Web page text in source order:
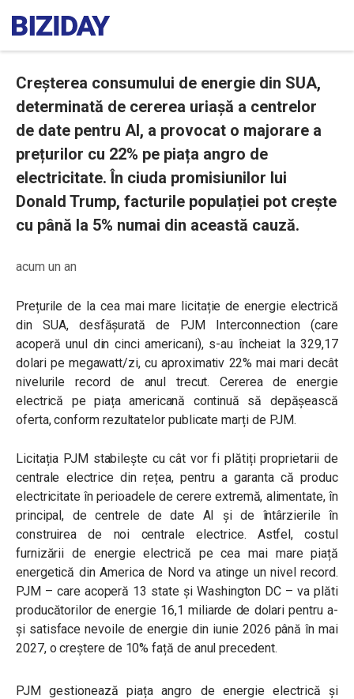
Creșterea consumului de energie din SUA,
determinată de cererea uriașă a centrelor
de date pentru AI, a provocat o majorare a
prețurilor cu 22% pe piața angro de
electricitate. În ciuda promisiunilor lui
Donald Trump, facturile populației pot crește
cu până la 5% numai din această cauză.
acum un an
Prețurile de la cea mai mare licitație de energie electrică
din SUA, desfășurată de PJM Interconnection (care
acoperă unul din cinci americani), s-au încheiat la 329,17
dolari pe megawatt/zi, cu aproximativ 22% mai mari decât
nivelurile record de anul trecut. Cererea de energie
electrică pe piața americană continuă să depășească
oferta, conform rezultatelor publicate marți de PJM.
Licitația PJM stabilește cu cât vor fi plătiți proprietarii de
centrale electrice din rețea, pentru a garanta că produc
electricitate în perioadele de cerere extremă, alimentate, în
principal, de centrele de date AI și de întârzierile în
construirea de noi centrale electrice. Astfel, costul
furnizării de energie electrică pe cea mai mare piață
energetică din America de Nord va atinge un nivel record.
PJM – care acoperă 13 state și Washington DC – va plăti
producătorilor de energie 16,1 miliarde de dolari pentru a-
și satisface nevoile de energie din iunie 2026 până în mai
2027, o creștere de 10% față de anul precedent.
PJM gestionează piața angro de energie electrică și